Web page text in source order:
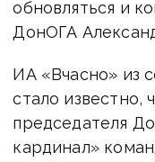
обновляться и
ДонОГА
ИА «Вчасно» из
стало известно,
председателя
кардинал»